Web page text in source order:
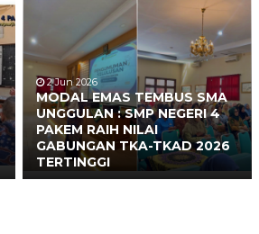
2 Jun 2026
MODAL EMAS TEMBUS SMA
UNGGULAN : SMP NEGERI 4
PAKEM RAIH NILAI
GABUNGAN TKA-TKAD 2026
TERTINGGI